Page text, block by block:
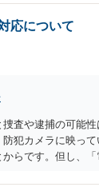
場合、ＩＣレコ
応について
査や逮捕の可能
犯カメラに映っ
らです。但し、
罪の被疑事実で